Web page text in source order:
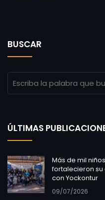
BUSCAR
ÚLTIMAS
Más de mil
fortalecieron su
con Yockontur
09/07/2026